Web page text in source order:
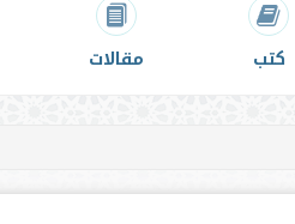
كتب مقالات